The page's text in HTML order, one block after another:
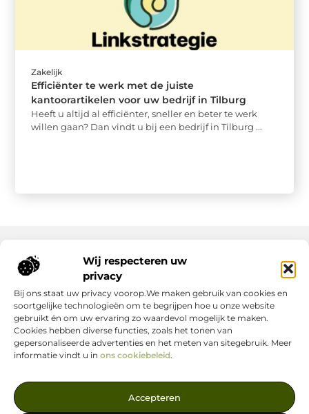
Wij respecteren uw
privacy
Bij ons staat uw privacy voorop.We maken gebruik van cookies en
soortgelijke technologieën om te begrijpen hoe u onze website
gebruikt én om uw ervaring zo waardevol mogelijk te maken.
Cookies hebben diverse functies, zoals het tonen van
gepersonaliseerde advertenties en het meten van sitegebruik. Meer
informatie vindt u in ons cookiebeleid.
Accepteren
Zakelijk
Efficiënter te werk met de juiste
kantoorartikelen voor uw bedrijf in Tilburg
Heeft u altijd al efficiënter, sneller en beter te werk
willen gaan? Dan vindt u bij een bedrijf in Tilburg ...
— Ontdek inspirerende verhalen, nuttige tips en waardevolle
Onze informatie